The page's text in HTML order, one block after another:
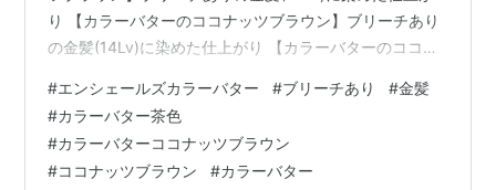
り 【カラーバターのココナッツブラウン】ブリーチあり
の金髪(14Lv)に染めた仕上がり 【カラーバターのココナ
がり 【カラーバターのココナッツブラウン】ブリーチあ
りの金髪(14Lv)に染めた仕上がり 【カラーバターのココ
ナッツブラウン】ブリーチありの金髪(14Lv)に染めた仕
上がり 【カラーバターのココナッツブラウン】ブリーチ
#エンシェールズカラーバター #ブリーチあり #金髪
#カラーバター茶色
#カラーバターココナッツブラウン
#ココナッツブラウン #カラーバター